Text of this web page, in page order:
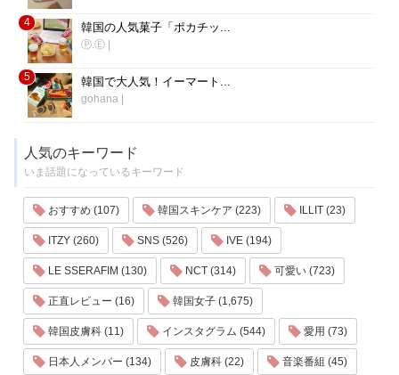
4 韓国の人気菓子「ポカチッ...
Ⓟ.Ⓔ
5 韓国で大人気！イーマート...
gohana
人気のキーワード
いま話題になっているキーワード
おすすめ (107) 韓国スキンケア (223) ILLIT (23)
ITZY (260) SNS (526) IVE (194)
LE SSERAFIM (130) NCT (314) 可愛い (723)
正直レビュー (16) 韓国女子 (1,675)
韓国皮膚科 (11) インスタグラム (544) 愛用 (73)
日本人メンバー (134) 皮膚科 (22) 音楽番組 (45)